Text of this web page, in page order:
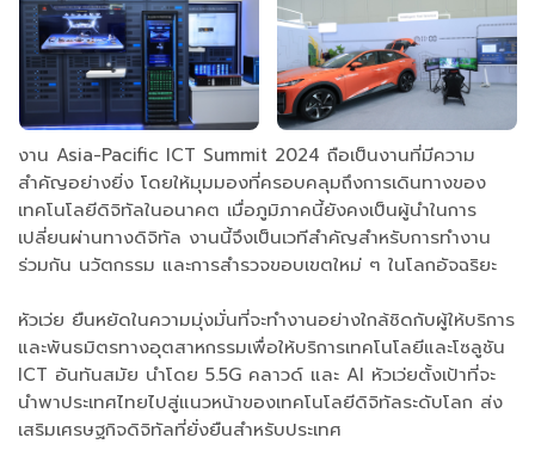
งาน Asia-Pacific ICT Summit 2024 ถือเป็นงานที่มีความ
สำคัญอย่างยิ่ง โดยให้มุมมองที่ครอบคลุมถึงการเดินทางของ
เทคโนโลยีดิจิทัลในอนาคต เมื่อภูมิภาคนี้ยังคงเป็นผู้นำในการ
เปลี่ยนผ่านทางดิจิทัล งานนี้จึงเป็นเวทีสำคัญสำหรับการทำงาน
ร่วมกัน นวัตกรรม และการสำรวจขอบเขตใหม่ ๆ ในโลกอัจฉริยะ
หัวเว่ย ยืนหยัดในความมุ่งมั่นที่จะทำงานอย่างใกล้ชิดกับผู้ให้บริการ
และพันธมิตรทางอุตสาหกรรมเพื่อให้บริการเทคโนโลยีและโซลูชัน
ICT อันทันสมัย นำโดย 5.5G คลาวด์ และ AI หัวเว่ยตั้งเป้าที่จะ
นำพาประเทศไทยไปสู่แนวหน้าของเทคโนโลยีดิจิทัลระดับโลก ส่ง
เสริมเศรษฐกิจดิจิทัลที่ยั่งยืนสำหรับประเทศ